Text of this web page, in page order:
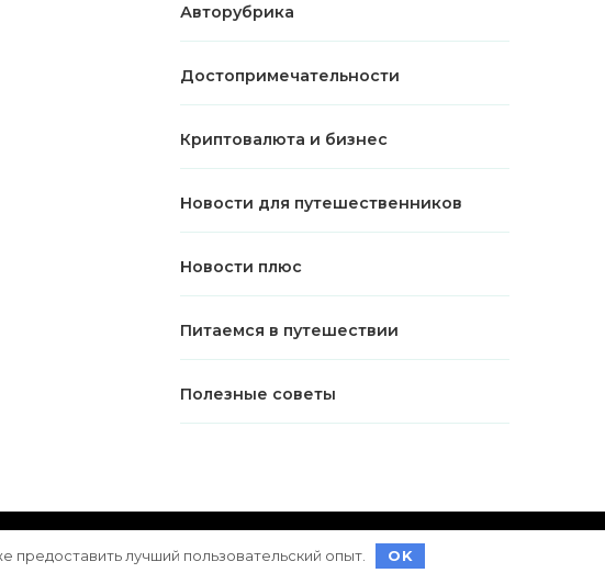
Авторубрика
Достопримечательности
Криптовалюта и бизнес
Новости для путешественников
Новости плюс
Питаемся в путешествии
Полезные советы
WordPress
предоставить лучший пользовательский опыт. OK